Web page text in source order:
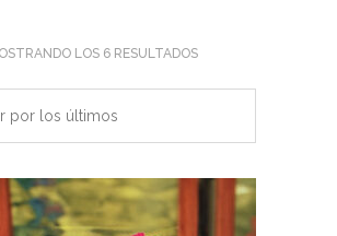
LOS 6 RESULTADOSORDENADO
ÚLTIMOS
por los últimos